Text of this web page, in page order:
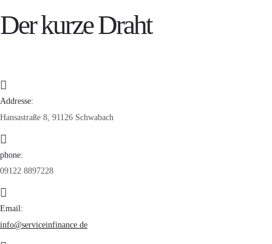
Der kurze Draht
Addresse:
Hansastraße 8, 91126 Schwabach
phone:
09122 8897228
Email:
info@serviceinfinance.de